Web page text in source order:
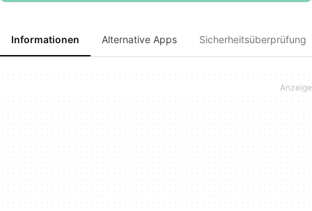
Informationen Alternative Apps Sicherheitsüberprüfung